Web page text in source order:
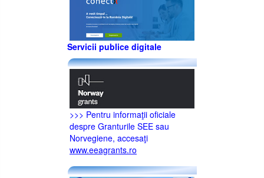
Servicii publice digitale
>>> Pentru informaţii oficiale
despre Granturile SEE sau
Norvegiene, accesaţi
www.eeagrants.ro